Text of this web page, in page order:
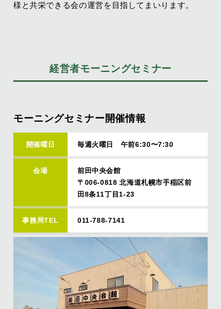
様と共栄できる会の運営を目指してまいります。
経営者モーニングセミナー
モーニングセミナー開催情報
開催曜日 毎週火曜日 午前6:30〜7:30
会場
前田中央会館
〒006-0818 北海道札幌市手稲区前
田8条11丁目1-23
事務局TEL 011-788-7141